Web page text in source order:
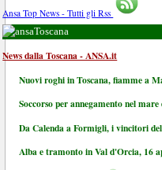
Ansa Top News - Tutti gli Rss
Toscana
News dalla Toscana - ANSA.it
Nuovi roghi in Toscana, fiamme a
Soccorso per annegamento nel
Da Calenda a Formigli, i vincitori
Alba e tramonto in Val d'Orcia, 16